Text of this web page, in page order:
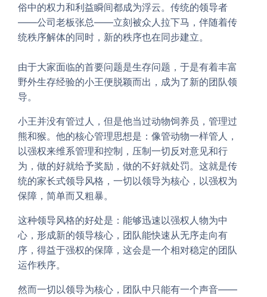
俗中的权力和利益瞬间都成为浮云。传统的领导者
——公司老板张总——立刻被众人拉下马，伴随着传
统秩序解体的同时，新的秩序也在同步建立。
由于大家面临的首要问题是生存问题，于是有着丰富
野外生存经验的小王便脱颖而出，成为了新的团队领
导。
小王并没有管过人，但是他当过动物饲养员，管理过
熊和猴。他的核心管理思想是：像管动物一样管人，
以强权来维系管理和控制，压制一切反对意见和行
为，做的好就给予奖励，做的不好就处罚。这就是传
统的家长式领导风格，一切以领导为核心，以强权为
保障，简单而又粗暴。
这种领导风格的好处是：能够迅速以强权人物为中
心，形成新的领导核心，团队能快速从无序走向有
序，得益于强权的保障，这会是一个相对稳定的团队
运作秩序。
然而一切以领导为核心，团队中只能有一个声音——